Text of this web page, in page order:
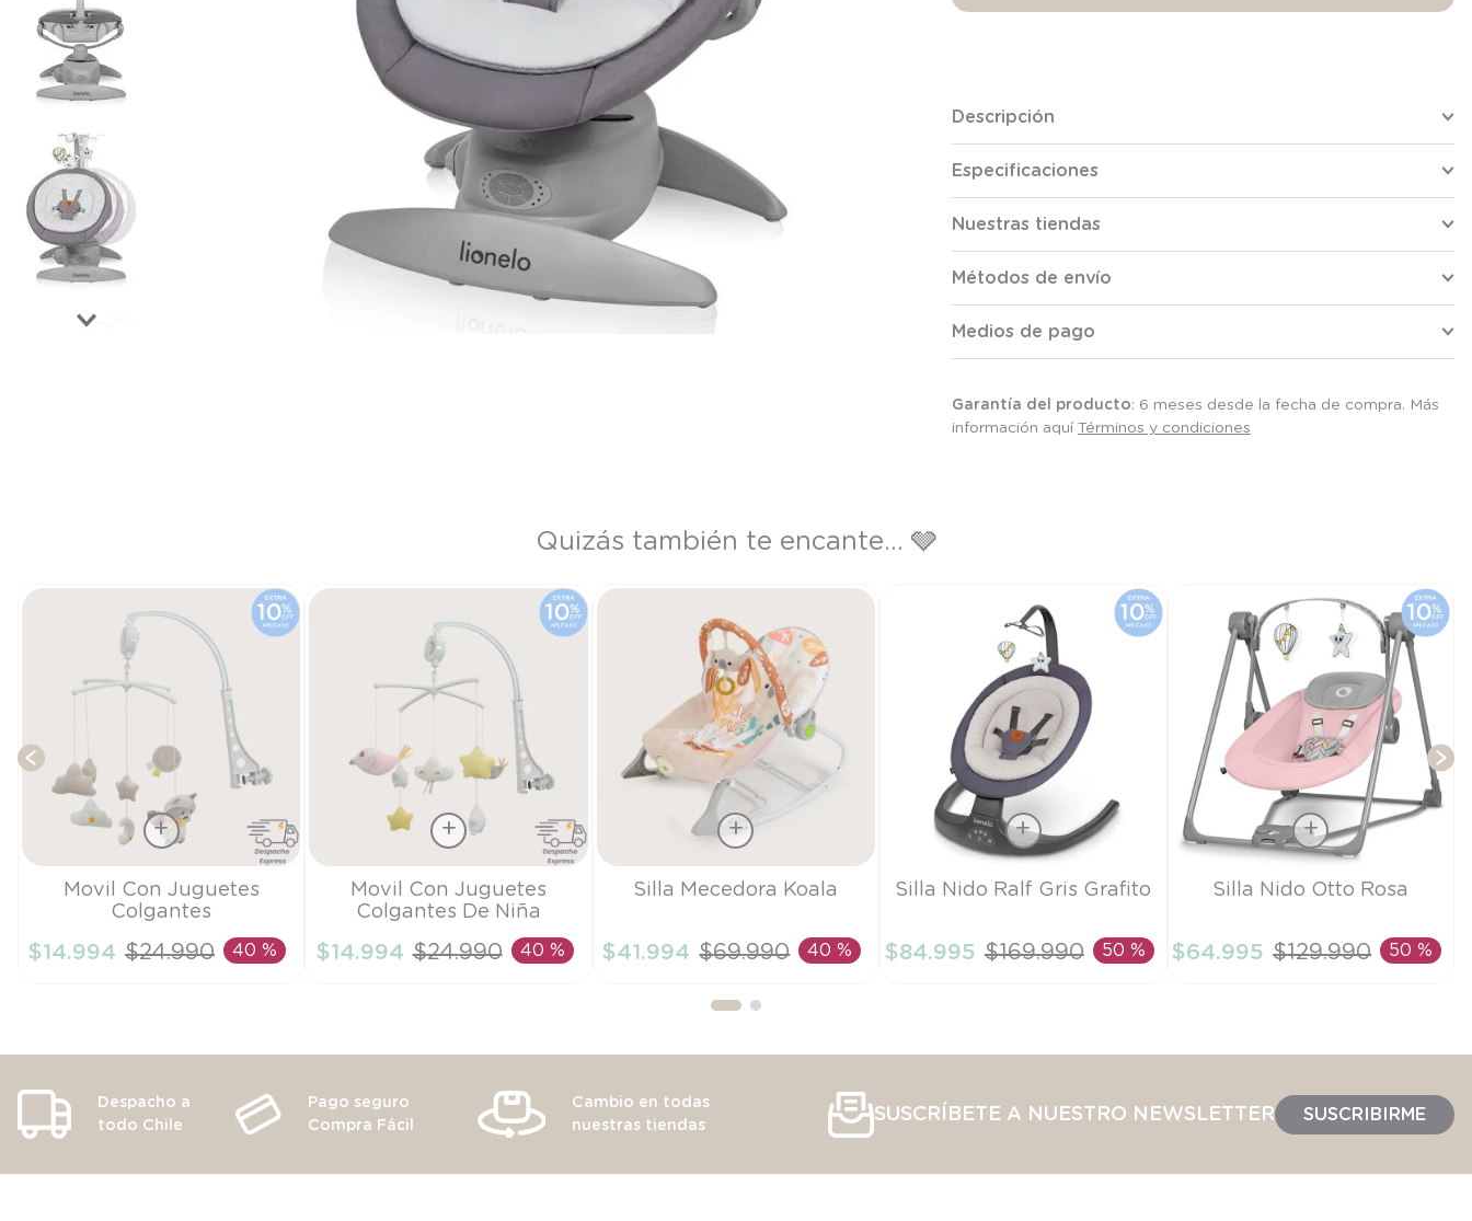
Descripción
Especificaciones
Nuestras tiendas
Métodos de envío
Medios de pago
Garantía del producto: 6 meses desde la fecha de compra. Más
información aquí Términos y condiciones
Quizás también te encante... 🩶
AÑADIR AL CARRITO
Movil Con Juguetes
Colgantes
$14.994 $24.990 40 % AÑADIR AL CARRITO
Movil Con Juguetes
Colgantes De Niña
$14.994 $24.990 40 %
Talla
AÑADIR AL CARRITO
Silla Mecedora Koala
$41 .994 $69.990 40 %
Talla
AÑADIR AL CARRITO
Silla Nido Ralf Gris Grafito
$84.995 $169.990 50 % AÑADIR AL CARRITO
Silla Nido Otto Rosa
$64.995 $129.990 50 %
Despacho a
todo Chile
Pago seguro
Compra Fácil
Cambio en todas
nuestras tiendas
SUSCRÍBETE A NUESTRO NEWSLETTER SUSCRIBIRME